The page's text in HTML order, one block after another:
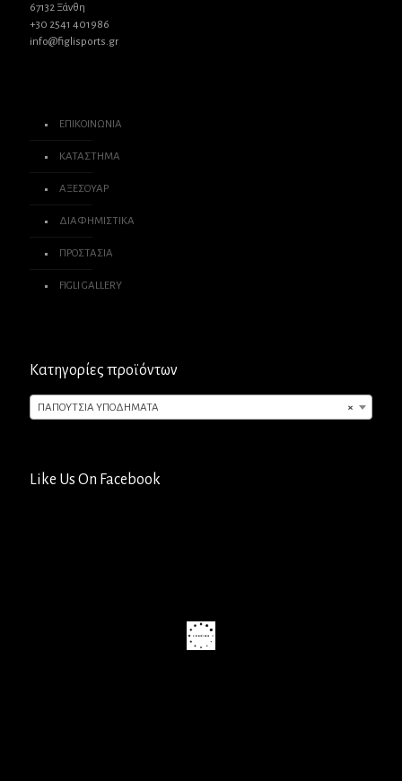
67132 Ξάνθη
+30 2541 401986
info@figlisports.gr
ΕΠΙΚΟΙΝΩΝΙΑ
ΚΑΤΑΣΤΗΜΑ
ΑΞΕΣΟΥΑΡ
ΔΙΑΦΗΜΙΣΤΙΚΑ
ΠΡΟΣΤΑΣΙΑ
FIGLI GALLERY
Κατηγορίες προϊόντων
×
ΠΑΠΟΥΤΣΙΑ ΥΠΟΔΗΜΑΤΑ
Like Us On Facebook